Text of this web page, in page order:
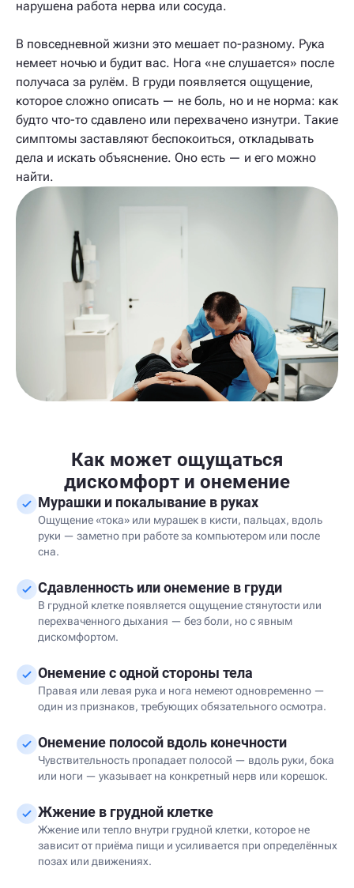
нарушена работа нерва или сосуда.
В повседневной жизни это мешает по-разному. Рука
немеет ночью и будит вас. Нога «не слушается» после
получаса за рулём. В груди появляется ощущение,
которое сложно описать — не боль, но и не норма: как
будто что-то сдавлено или перехвачено изнутри. Такие
симптомы заставляют беспокоиться, откладывать
дела и искать объяснение. Оно есть — и его можно
найти.
Как может ощущаться
дискомфорт и онемение
Мурашки и покалывание в руках
Ощущение «тока» или мурашек в кисти, пальцах, вдоль
руки — заметно при работе за компьютером или после
сна.
Сдавленность или онемение в груди
В грудной клетке появляется ощущение стянутости или
перехваченного дыхания — без боли, но с явным
дискомфортом.
Онемение с одной стороны тела
Правая или левая рука и нога немеют одновременно —
один из признаков, требующих обязательного осмотра.
Онемение полосой вдоль конечности
Чувствительность пропадает полосой — вдоль руки, бока
или ноги — указывает на конкретный нерв или корешок.
Жжение в грудной клетке
Жжение или тепло внутри грудной клетки, которое не
зависит от приёма пищи и усиливается при определённых
позах или движениях.